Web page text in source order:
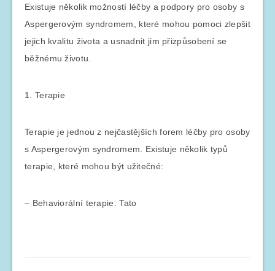
Existuje několik možností léčby a podpory pro osoby s
Aspergerovým syndromem, které mohou pomoci zlepšit
jejich kvalitu života a usnadnit jim přizpůsobení se
běžnému životu.
1. Terapie
Terapie je jednou z nejčastějších forem léčby pro osoby
s Aspergerovým syndromem. Existuje několik typů
terapie, které mohou být užitečné:
– Behaviorální terapie: Tato